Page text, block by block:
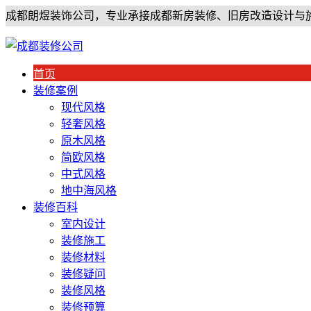
成都朗煜装饰公司，专业承接成都新房装修、旧房改造设计与
首页
装修案例
现代风格
轻奢风格
原木风格
简欧风格
中式风格
地中海风格
装修百科
室内设计
装修施工
装修材料
装修疑问
装修风格
装修预算